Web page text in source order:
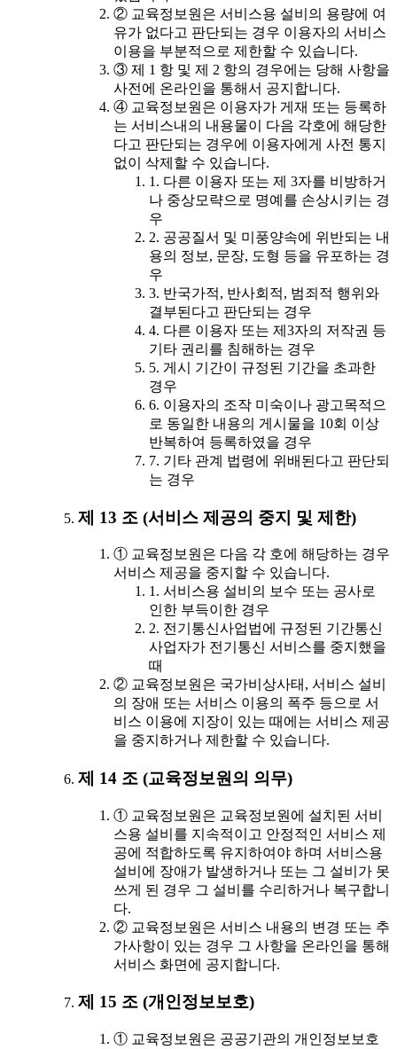
② 교육정보원은 서비스용 설비의 용량에 여
유가 없다고 판단되는 경우 이용자의 서비스
이용을 부분적으로 제한할 수 있습니다.
③ 제 1 항 및 제 2 항의 경우에는 당해 사항을
사전에 온라인을 통해서 공지합니다.
④ 교육정보원은 이용자가 게재 또는 등록하
는 서비스내의 내용물이 다음 각호에 해당한
다고 판단되는 경우에 이용자에게 사전 통지
없이 삭제할 수 있습니다.
1. 다른 이용자 또는 제 3자를 비방하거
나 중상모략으로 명예를 손상시키는 경
우
2. 공공질서 및 미풍양속에 위반되는 내
용의 정보, 문장, 도형 등을 유포하는 경
우
3. 반국가적, 반사회적, 범죄적 행위와
결부된다고 판단되는 경우
4. 다른 이용자 또는 제3자의 저작권 등
기타 권리를 침해하는 경우
5. 게시 기간이 규정된 기간을 초과한
경우
6. 이용자의 조작 미숙이나 광고목적으
로 동일한 내용의 게시물을 10회 이상
반복하여 등록하였을 경우
7. 기타 관계 법령에 위배된다고 판단되
는 경우
제 13 조 (서비스 제공의 중지 및 제한)
① 교육정보원은 다음 각 호에 해당하는 경우
서비스 제공을 중지할 수 있습니다.
1. 서비스용 설비의 보수 또는 공사로
인한 부득이한 경우
2. 전기통신사업법에 규정된 기간통신
사업자가 전기통신 서비스를 중지했을
때
② 교육정보원은 국가비상사태, 서비스 설비
의 장애 또는 서비스 이용의 폭주 등으로 서
비스 이용에 지장이 있는 때에는 서비스 제공
을 중지하거나 제한할 수 있습니다.
제 14 조 (교육정보원의 의무)
① 교육정보원은 교육정보원에 설치된 서비
스용 설비를 지속적이고 안정적인 서비스 제
공에 적합하도록 유지하여야 하며 서비스용
설비에 장애가 발생하거나 또는 그 설비가 못
쓰게 된 경우 그 설비를 수리하거나 복구합니
다.
② 교육정보원은 서비스 내용의 변경 또는 추
가사항이 있는 경우 그 사항을 온라인을 통해
서비스 화면에 공지합니다.
제 15 조 (개인정보보호)
① 교육정보원은 공공기관의 개인정보보호